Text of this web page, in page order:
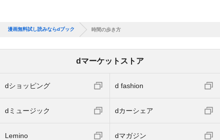
漫画無料試し読みならdブック 時間の歩き方
dマーケットストア
dショッピング d fashion
dミュージック dカーシェア
Lemino dマガジン